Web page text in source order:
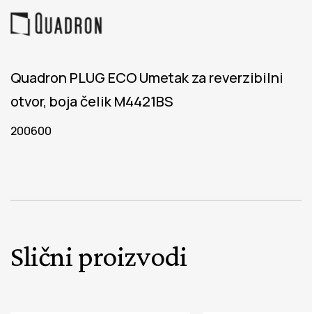
Quadron PLUG ECO Umetak za reverzibilni
otvor, boja čelik M4421BS
200600
Slični proizvodi